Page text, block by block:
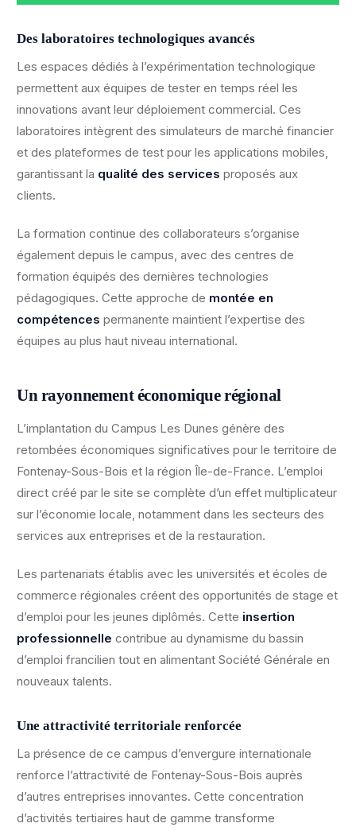
Des laboratoires technologiques avancés
Les espaces dédiés à l’expérimentation technologique
permettent aux équipes de tester en temps réel les
innovations avant leur déploiement commercial. Ces
laboratoires intègrent des simulateurs de marché financier
et des plateformes de test pour les applications mobiles,
garantissant la qualité des services proposés aux
clients.
La formation continue des collaborateurs s’organise
également depuis le campus, avec des centres de
formation équipés des dernières technologies
pédagogiques. Cette approche de montée en
compétences permanente maintient l’expertise des
équipes au plus haut niveau international.
Un rayonnement économique régional
L’implantation du Campus Les Dunes génère des
retombées économiques significatives pour le territoire de
Fontenay-Sous-Bois et la région Île-de-France. L’emploi
direct créé par le site se complète d’un effet multiplicateur
sur l’économie locale, notamment dans les secteurs des
services aux entreprises et de la restauration.
Les partenariats établis avec les universités et écoles de
commerce régionales créent des opportunités de stage et
d’emploi pour les jeunes diplômés. Cette insertion
professionnelle contribue au dynamisme du bassin
d’emploi francilien tout en alimentant Société Générale en
nouveaux talents.
Une attractivité territoriale renforcée
La présence de ce campus d’envergure internationale
renforce l’attractivité de Fontenay-Sous-Bois auprès
d’autres entreprises innovantes. Cette concentration
d’activités tertiaires haut de gamme transforme